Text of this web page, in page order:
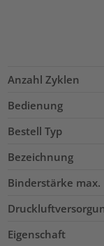
Anzahl Zyklen
Bedienung
Bestell Typ
Bezeichnung
Binderstärke max.
Eigenschaft